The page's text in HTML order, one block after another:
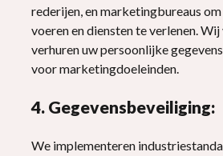
rederijen, en marketingbureaus
voeren en diensten te verlenen.
verhuren uw persoonlijke
voor marketingdoeleinden.
4. Gegevensbeveiliging:
We implementeren